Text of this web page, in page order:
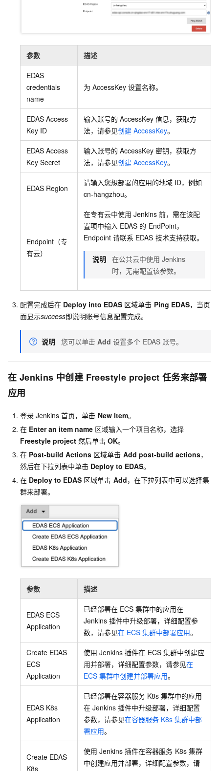
参数 描述
EDAS
credentials
name
为 AccessKey 设置名称。
EDAS Access
Key ID
输入账号的 AccessKey 信息，获取方
法，请参见创建 AccessKey。
EDAS Access
Key Secret
输入账号的 AccessKey 密钥，获取方
法，请参见创建 AccessKey。
EDAS Region
请输入您想部署的应用的地域 ID，例如
cn-hangzhou。
Endpoint（专
有云）
在专有云中使用 Jenkins 前，需在该配
置项中输入 EDAS 的 EndPoint，
Endpoint 请联系 EDAS 技术支持获取。
说明 在公共云中使用 Jenkins
时，无需配置该参数。
配置完成后在 Deploy into EDAS 区域单击 Ping EDAS，当页
面显示success即说明账号信息配置完成。
说明 您可以单击 Add 设置多个 EDAS 账号。
在 Jenkins 中创建 Freestyle project 任务来部署
应用
登录 Jenkins 首页，单击 New Item。
在 Enter an item name 区域输入一个项目名称，选择
Freestyle project 然后单击 OK。
在 Post-build Actions 区域单击 Add post-build actions，
然后在下拉列表中单击 Deploy to EDAS。
在 Deploy to EDAS 区域单击 Add，在下拉列表中可以选择集
群来部署。
参数 描述
EDAS ECS
Application
已经部署在 ECS 集群中的应用在
Jenkins 插件中升级部署，详细配置参
数，请参见在 ECS 集群中部署应用。
Create EDAS
ECS
Application
使用 Jenkins 插件在 ECS 集群中创建应
用并部署，详细配置参数，请参见在
ECS 集群中创建并部署应用。
EDAS K8s
Application
已经部署在容器服务 K8s 集群中的应用
在 Jenkins 插件中升级部署，详细配置
参数，请参见在容器服务 K8s 集群中部
署应用。
Create EDAS
K8s
使用 Jenkins 插件在容器服务 K8s 集群
中创建应用并部署，详细配置参数，请